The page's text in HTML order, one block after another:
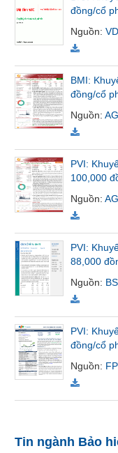
đồng/cổ
Nguồn:
BMI:
đồng/cổ
Nguồn:
PVI:
100,000
Nguồn:
PVI:
88,000
Nguồn:
PVI:
đồng/cổ
Nguồn:
Tin ngành Bảo
Tất cả Cổ phiếu
đạo
(-)
Tất cả
tức
(-)
Bài
của
tác
giả
(-)
Báo
cáo
phân
tích
(-)
(-)